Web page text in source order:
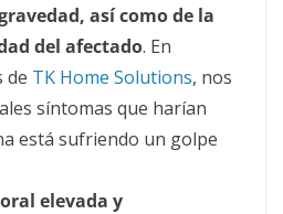
así como de la
del afectado. En
de TK Home Solutions, nos
síntomas que harían
está sufriendo un golpe
elevada y